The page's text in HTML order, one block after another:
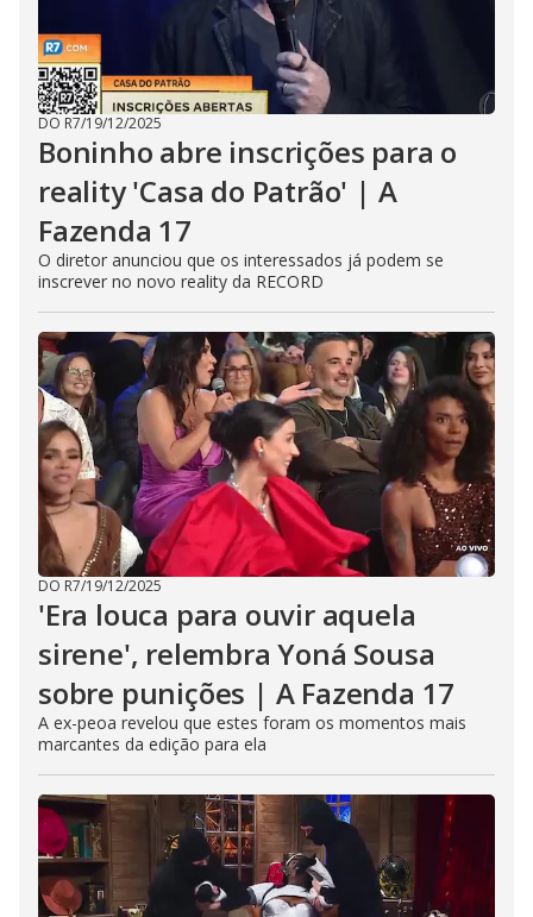
DO R7/19/12/2025
Boninho abre inscrições para o
reality 'Casa do Patrão' | A
Fazenda 17
O diretor anunciou que os interessados já podem se
inscrever no novo reality da RECORD
DO R7/19/12/2025
'Era louca para ouvir aquela
sirene', relembra Yoná Sousa
sobre punições | A Fazenda 17
A ex-peoa revelou que estes foram os momentos mais
marcantes da edição para ela